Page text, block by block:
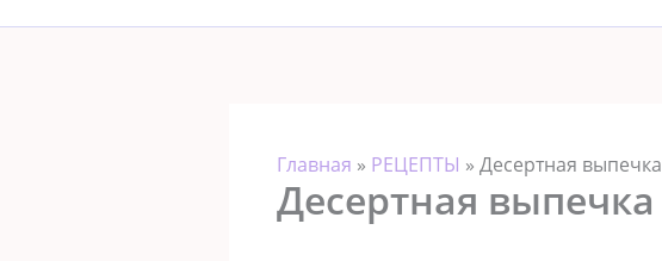
Главная » РЕЦЕПТЫ » Десертная выпечка
Десертная выпечка